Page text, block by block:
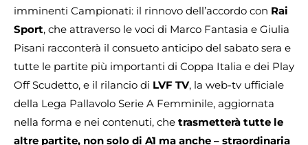
imminenti Campionati: il rinnovo dell’accordo con Rai
Sport, che attraverso le voci di Marco Fantasia e Giulia
Pisani racconterà il consueto anticipo del sabato sera e
tutte le partite più importanti di Coppa Italia e dei Play
Off Scudetto, e il rilancio di LVF TV, la web-tv ufficiale
della Lega Pallavolo Serie A Femminile, aggiornata
nella forma e nei contenuti, che trasmetterà tutte le
altre partite, non solo di A1 ma anche – straordinaria